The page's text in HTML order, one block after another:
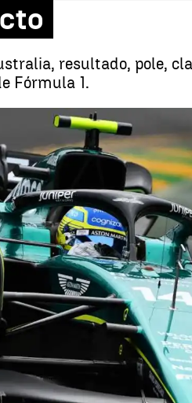
resultado, pole,
Fórmula 1.